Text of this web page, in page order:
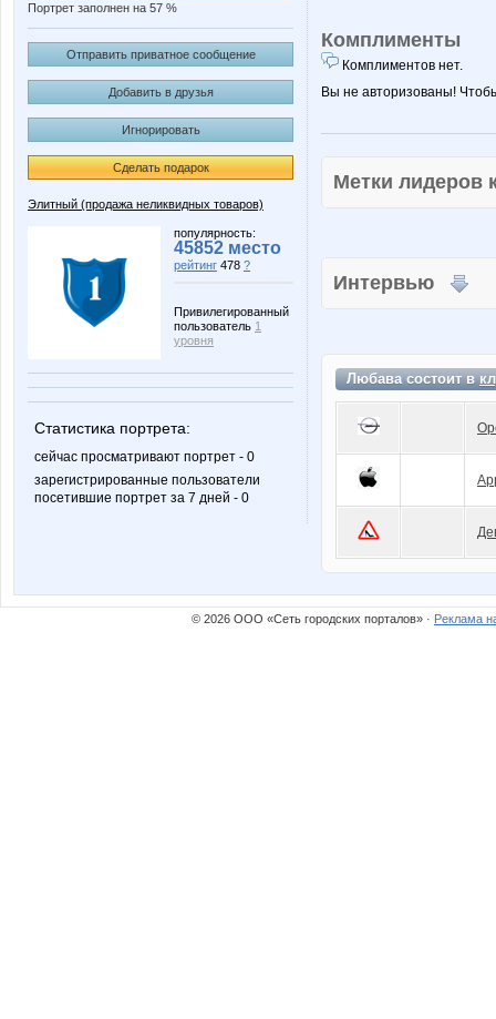
Портрет заполнен на 57 %
Отправить приватное сообщение
Добавить в друзья
Игнорировать
Сделать подарок
Элитный (продажа неликвидных товаров)
популярность:
45852 место
рейтинг 478 ?
Привилегированный
пользователь 1
уровня
Статистика портрета:
сейчас просматривают портрет - 0
зарегистрированные пользователи
посетившие портрет за 7 дней - 0
Комплименты
Комплиментов нет.
Вы не авторизованы!
Метки
Интервью
Любава состоит в
© 2026 ООО «Сеть городских порталов» · Реклама